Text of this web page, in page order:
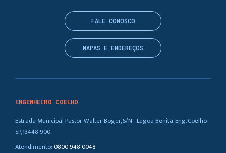
ENGENHEIRO COELHO
Estrada Municipal Pastor Walter Boger, S/N - Lagoa Bonita, Eng. Coelho -
SP, 13448-900
Atendimento:0800 948 0048
FALE CONOSCO
MAPAS E ENDEREÇOS